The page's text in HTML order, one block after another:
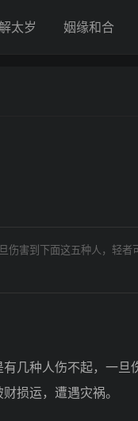
太岁 姻缘和合
伤害到下面这五种人，轻者
几种人伤不起，一旦
损运，遭遇灾祸。